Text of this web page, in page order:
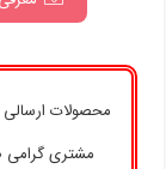
محصولات
مشتری گرامی